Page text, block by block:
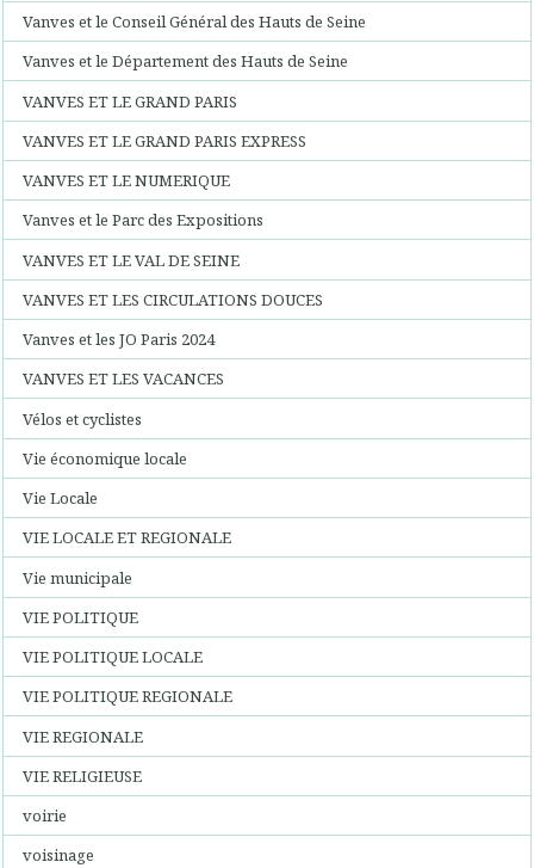
Vanves et le Conseil Général des Hauts de Seine
Vanves et le Département des Hauts de Seine
VANVES ET LE GRAND PARIS
VANVES ET LE GRAND PARIS EXPRESS
VANVES ET LE NUMERIQUE
Vanves et le Parc des Expositions
VANVES ET LE VAL DE SEINE
VANVES ET LES CIRCULATIONS DOUCES
Vanves et les JO Paris 2024
VANVES ET LES VACANCES
Vélos et cyclistes
Vie économique locale
Vie Locale
VIE LOCALE ET REGIONALE
Vie municipale
VIE POLITIQUE
VIE POLITIQUE LOCALE
VIE POLITIQUE REGIONALE
VIE REGIONALE
VIE RELIGIEUSE
voirie
voisinage